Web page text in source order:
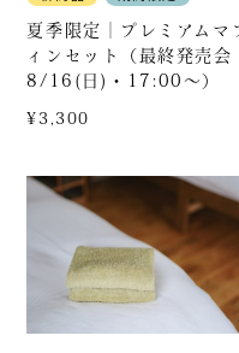
期間限定
カテゴリー別人気商
お問い合わせ
夏季限定｜プレミアムマ
ィンセット（最終発売会
8/16(日)・17:00〜）
¥3,300